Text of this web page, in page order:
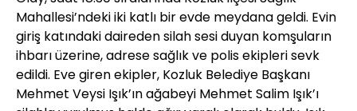
Mahallesi’ndeki iki katlı bir evde meydana geldi. Evin
giriş katındaki daireden silah sesi duyan komşuların
ihbarı üzerine, adrese sağlık ve polis ekipleri sevk
edildi. Eve giren ekipler, Kozluk Belediye Başkanı
Mehmet Veysi Işık’ın ağabeyi Mehmet Salim Işık’ı